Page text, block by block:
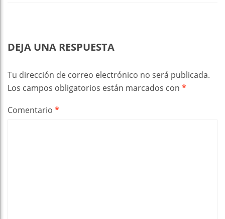
DEJA UNA RESPUESTA
Tu dirección de correo electrónico no será publicada.
Los campos obligatorios están marcados con *
Comentario *